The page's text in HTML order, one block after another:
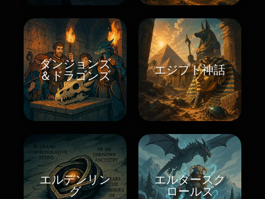
ダンジョンズ
＆ドラゴンズ
エジプト神話
エルデンリン
グ
エルダースク
ロールズ